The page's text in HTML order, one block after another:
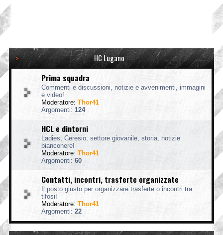
HC Lugano
Prima squadra
Commenti e discussioni, notizie e avvenimenti, immagini
e video!
Moderatore: Thor41
Argomenti: 124
HCL e dintorni
Ladies, Ceresio, settore giovanile, storia, notizie
bianconere!
Moderatore: Thor41
Argomenti: 60
Contatti, incontri, trasferte organizzate
Il posto giusto per organizzare trasferte o incontri tra
tifosi!
Moderatore: Thor41
Argomenti: 22